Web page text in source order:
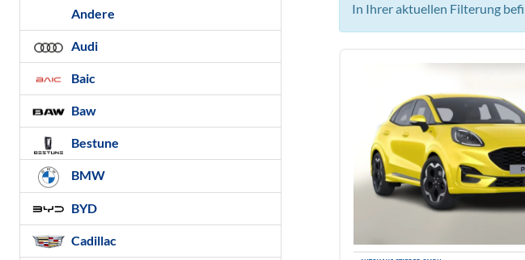
In Ihrer aktuellen Filterung
Andere
Audi
Baic
Baw
Bestune
BMW
BYD
Cadillac